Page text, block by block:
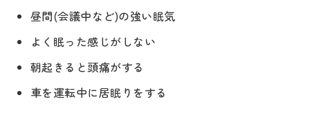
昼間(会議中など)の強い眠気
よく眠った感じがしない
朝起きると頭痛がする
車を運転中に居眠りをする